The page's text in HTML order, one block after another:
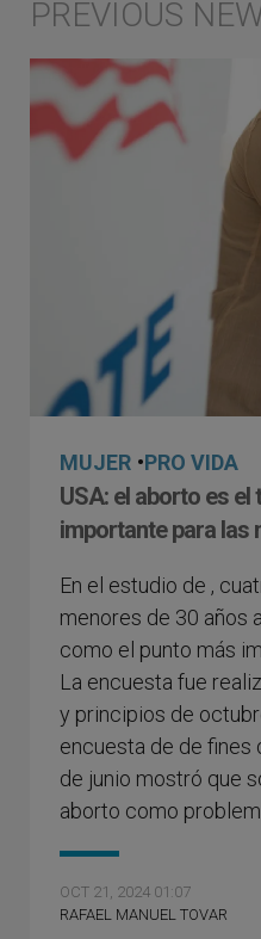
MUJER •PRO VIDA
USA: el aborto es
importante para las
En el estudio de ,
menores de 30 años
como el punto más
La encuesta fue
y principios de
encuesta de de fines
de junio mostró que
aborto como
OCT 21, 2024 01:07
RAFAEL MANUEL TOVAR